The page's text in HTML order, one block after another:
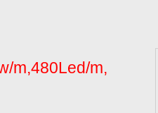
m,480Led/m,